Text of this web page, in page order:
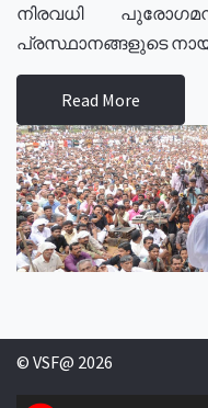
നിരവധി
പ്രസ്ഥാനങ്ങളുടെ
Read More
© VSF@ 2026